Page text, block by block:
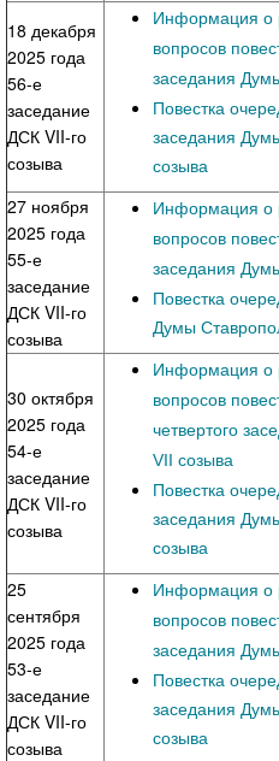
18 декабря
2025 года
56-е
заседание
ДСК VII-го
созыва
Информация о
вопросов
заседания
Повестка
заседания
созыва
27 ноября
2025 года
55-е
заседание
ДСК VII-го
созыва
Информация о
вопросов
заседания
Повестка
Думы
30 октября
2025 года
54-е
заседание
ДСК VII-го
созыва
Информация о
вопросов
четвертого
VII созыва
Повестка
заседания
созыва
25
сентября
2025 года
53-е
заседание
ДСК VII-го
созыва
Информация о
вопросов
заседания
Повестка
заседания
созыва